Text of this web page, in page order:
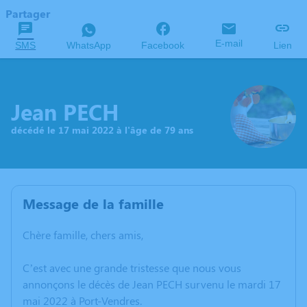
Partager
SMS WhatsApp Facebook E-mail Lien
Jean PECH
décédé le 17 mai 2022 à l'âge de 79 ans
Message de la famille
Chère famille, chers amis,
C’est avec une grande tristesse que nous vous
annonçons le décès de Jean PECH survenu le mardi 17
mai 2022 à Port-Vendres.